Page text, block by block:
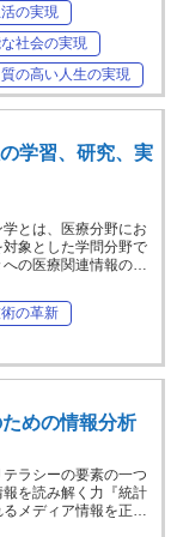
の実現
社会の実現
質の高い人生の実現
学習、研究、実
とは、医療分野にお
象とした学問分野で
への医療関連情報の…
の革新
めの情報分析
ラシーの要素の一つ
を読み解く力『統計
るメディア情報を正…